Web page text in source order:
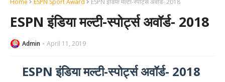
Home ESPN Sport Award ESPN इंडिया मल्टी-स्पोर्ट्स अवॉर्ड- 2018
ESPN इंडिया मल्टी-स्पोर्ट्स अवॉर्ड- 2018
Admin April 11, 2019
ESPN इंडिया मल्टी-स्पोर्ट्स अवॉर्ड- 2018